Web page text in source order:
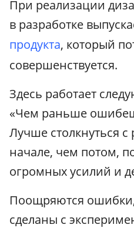
При реализации
в разработке
продукта, который
совершенствуется.
Здесь работает
«Чем раньше
Лучше столкнуться
начале, чем потом,
огромных усилий и
Поощряются
сделаны с